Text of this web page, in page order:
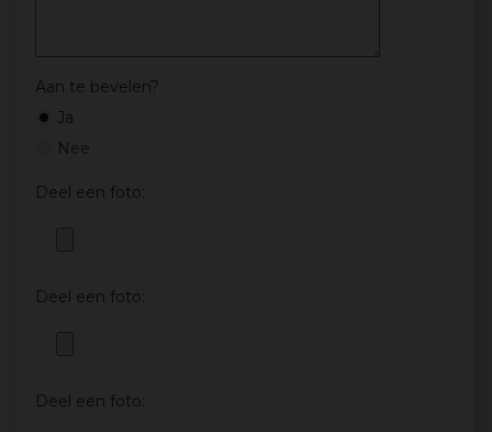
Aan te bevelen?
Ja
Nee
Deel een foto:
Deel een foto:
Deel een foto: